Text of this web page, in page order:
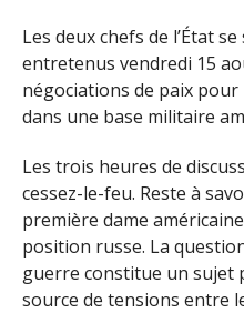
Les deux chefs de l’État
entretenus vendredi 15
négociations de paix
dans une base militaire
Les trois heures de
cessez-le-feu. Reste à
première dame
position russe. La
guerre constitue un sujet
source de tensions entre